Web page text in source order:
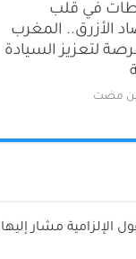
في قلب
الأزرق.. المغرب
لتعزيز السيادة
مضت
الإلزامية مشار